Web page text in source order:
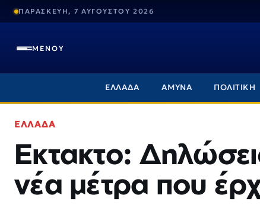
ΠΑΡΑΣΚΕΥΗ, 7 ΑΥΓΟΥΣΤΟΥ 2026
ΜΕΝΟΥ
ΕΛΛΑΔΑ ΑΜΥΝΑ ΠΟΛΙΤΙΚΗ
ΕΛΛΑΔΑ
Εκτακτο:
νέα μέτρα που